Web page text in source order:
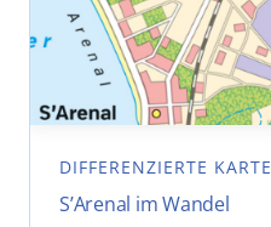
DIFFERENZIERTE KARTE
S’Arenal im Wandel